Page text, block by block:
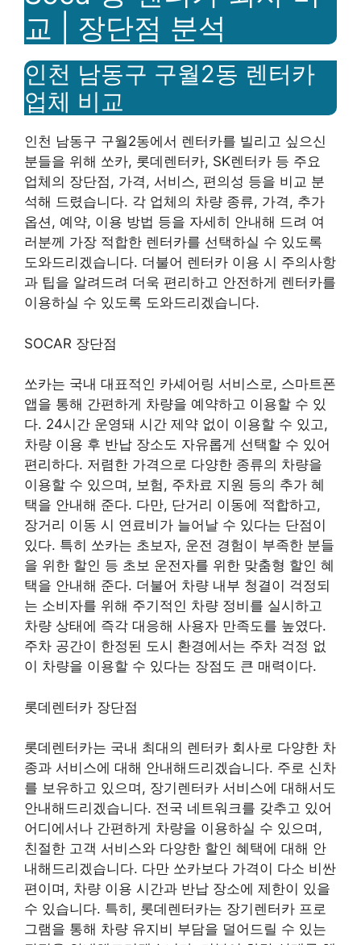
교 | 장단점 분석
인천 남동구 구월2동 렌터카
업체 비교
인천 남동구 구월2동에서 렌터카를 빌리고 싶으신
분들을 위해 쏘카, 롯데렌터카, SK렌터카 등 주요
업체의 장단점, 가격, 서비스, 편의성 등을 비교 분
석해 드렸습니다. 각 업체의 차량 종류, 가격, 추가
옵션, 예약, 이용 방법 등을 자세히 안내해 드려 여
러분께 가장 적합한 렌터카를 선택하실 수 있도록
도와드리겠습니다. 더불어 렌터카 이용 시 주의사항
과 팁을 알려드려 더욱 편리하고 안전하게 렌터카를
이용하실 수 있도록 도와드리겠습니다.
SOCAR 장단점
쏘카는 국내 대표적인 카셰어링 서비스로, 스마트폰
앱을 통해 간편하게 차량을 예약하고 이용할 수 있
다. 24시간 운영돼 시간 제약 없이 이용할 수 있고,
차량 이용 후 반납 장소도 자유롭게 선택할 수 있어
편리하다. 저렴한 가격으로 다양한 종류의 차량을
이용할 수 있으며, 보험, 주차료 지원 등의 추가 혜
택을 안내해 준다. 다만, 단거리 이동에 적합하고,
장거리 이동 시 연료비가 늘어날 수 있다는 단점이
있다. 특히 쏘카는 초보자, 운전 경험이 부족한 분들
을 위한 할인 등 초보 운전자를 위한 맞춤형 할인 혜
택을 안내해 준다. 더불어 차량 내부 청결이 걱정되
는 소비자를 위해 주기적인 차량 정비를 실시하고
차량 상태에 즉각 대응해 사용자 만족도를 높였다.
주차 공간이 한정된 도시 환경에서는 주차 걱정 없
이 차량을 이용할 수 있다는 장점도 큰 매력이다.
롯데렌터카 장단점
롯데렌터카는 국내 최대의 렌터카 회사로 다양한 차
종과 서비스에 대해 안내해드리겠습니다. 주로 신차
를 보유하고 있으며, 장기렌터카 서비스에 대해서도
안내해드리겠습니다. 전국 네트워크를 갖추고 있어
어디에서나 간편하게 차량을 이용하실 수 있으며,
친절한 고객 서비스와 다양한 할인 혜택에 대해 안
내해드리겠습니다. 다만 쏘카보다 가격이 다소 비싼
편이며, 차량 이용 시간과 반납 장소에 제한이 있을
수 있습니다. 특히, 롯데렌터카는 장기렌터카 프로
그램을 통해 차량 유지비 부담을 덜어드릴 수 있는